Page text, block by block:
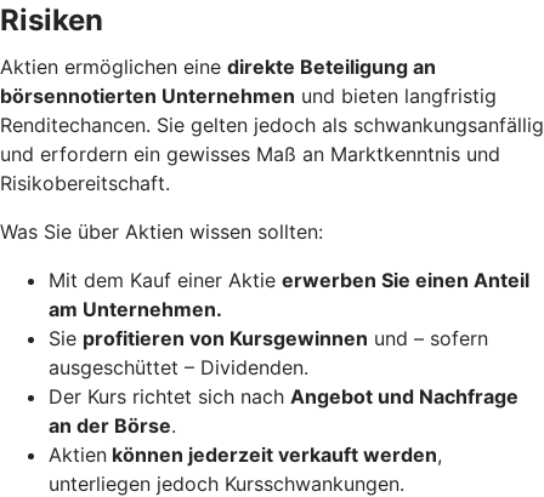
Risiken
Aktien ermöglichen eine direkte Beteiligung an
börsennotierten Unternehmen und bieten langfristig
Renditechancen. Sie gelten jedoch als schwankungsanfällig
und erfordern ein gewisses Maß an Marktkenntnis und
Risikobereitschaft.
Was Sie über Aktien wissen sollten:
Mit dem Kauf einer Aktie erwerben Sie einen Anteil
am Unternehmen.
Sie profitieren von Kursgewinnen und – sofern
ausgeschüttet – Dividenden.
Der Kurs richtet sich nach Angebot und Nachfrage
an der Börse.
Aktien können jederzeit verkauft werden,
unterliegen jedoch Kursschwankungen.